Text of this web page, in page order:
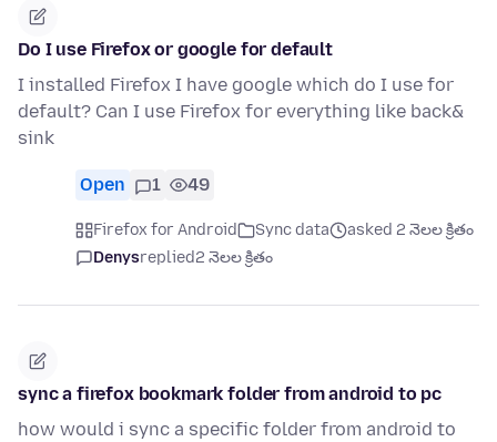
Do I use Firefox or google for default
I installed Firefox I have google which do I use for
default? Can I use Firefox for everything like back&
sink
Open 1 49
Firefox for Android Sync data
asked 2 నెలల క్రితం
Denysreplied2 నెలల క్రితం
sync a firefox bookmark folder from android to pc
how would i sync a specific folder from android to